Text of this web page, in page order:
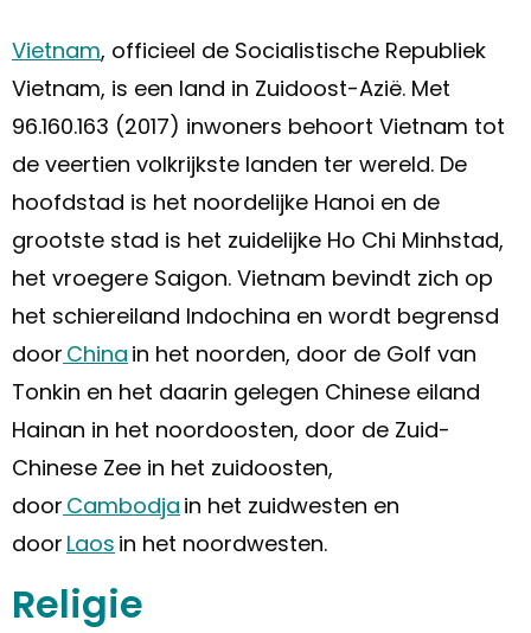
Vietnam, officieel de Socialistische Republiek
Vietnam, is een land in Zuidoost-Azië. Met
96.160.163 (2017) inwoners behoort Vietnam tot
de veertien volkrijkste landen ter wereld. De
hoofdstad is het noordelijke Hanoi en de
grootste stad is het zuidelijke Ho Chi Minhstad,
het vroegere Saigon. Vietnam bevindt zich op
het schiereiland Indochina en wordt begrensd
door China in het noorden, door de Golf van
Tonkin en het daarin gelegen Chinese eiland
Hainan in het noordoosten, door de Zuid-
Chinese Zee in het zuidoosten,
door Cambodja in het zuidwesten en
door Laos in het noordwesten.
Religie